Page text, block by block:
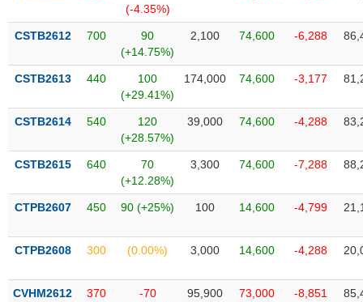
(-4.35%)
CSTB2612 700
90
(+14.75%)
2,100 74,600 -6,288
CSTB2613 440
100
(+29.41%)
174,000 74,600 -3,177
CSTB2614 540
120
(+28.57%)
39,000 74,600 -4,288
CSTB2615 640
70
(+12.28%)
3,300 74,600 -7,288
CTPB2607 450 90 (+25%) 100 14,600 -4,799
CTPB2608 300 (0.00%) 3,000 14,600 -4,288
CVHM2612 370
-70
95,900 73,000 -8,851
Tin
tức
của
giả
(-)
phân
tích